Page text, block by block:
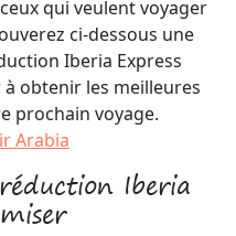
qui veulent voyager
ci-dessous une
Iberia Express
obtenir les meilleures
prochain voyage.
Arabia
Iberia